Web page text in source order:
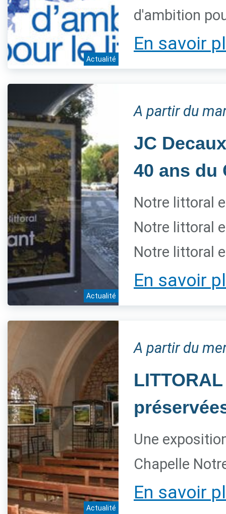
Actualité
d'ambition
En savoir
Actualité
A partir du
JC
40 ans du
Notre littoral
Notre littoral
Notre littoral
En savoir
Actualité
A partir du
Une
Chapelle
En savoir